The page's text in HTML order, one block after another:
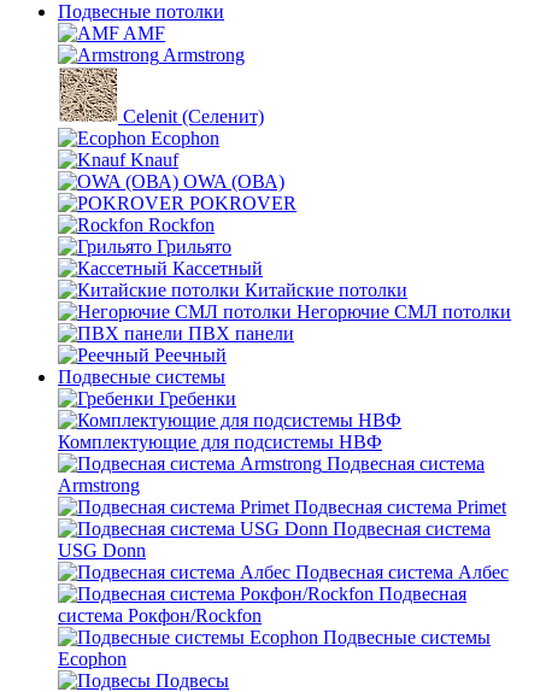
Подвесные потолки
AMF
Armstrong
Celenit (Селенит)
Ecophon
Knauf
OWA (ОВА)
POKROVER
Rockfon
Грильято
Кассетный
Китайские потолки
Негорючие СМЛ потолки
ПВХ панели
Реечный
Подвесные системы
Гребенки
Комплектующие для подсистемы НВФ
Подвесная система
Armstrong
Подвесная система Primet
Подвесная система
USG Donn
Подвесная система Албес
Подвесная
система Рокфон/Rockfon
Подвесные системы
Ecophon
Подвесы